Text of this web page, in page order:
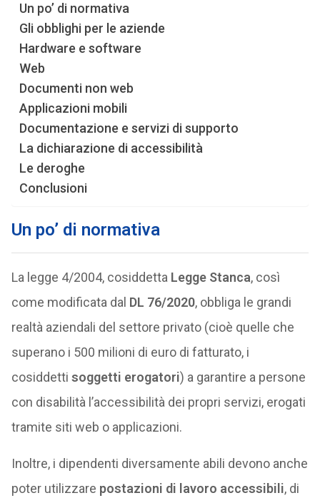
Un po’ di normativa
Gli obblighi per le aziende
Hardware e software
Web
Documenti non web
Applicazioni mobili
Documentazione e servizi di supporto
La dichiarazione di accessibilità
Le deroghe
Conclusioni
Un po’ di normativa
La legge 4/2004, cosiddetta Legge Stanca, così
come modificata dal DL 76/2020, obbliga le grandi
realtà aziendali del settore privato (cioè quelle che
superano i 500 milioni di euro di fatturato, i
cosiddetti soggetti erogatori) a garantire a persone
con disabilità l’accessibilità dei propri servizi, erogati
tramite siti web o applicazioni.
Inoltre, i dipendenti diversamente abili devono anche
poter utilizzare postazioni di lavoro accessibili, di